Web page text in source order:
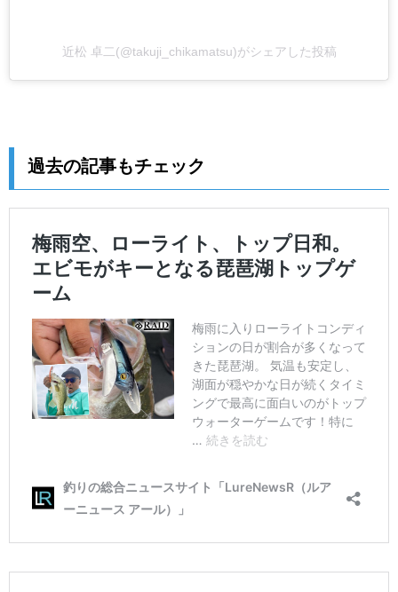
近松 卓二(@takuji_chikamatsu)がシェアした投稿
過去の記事もチェック